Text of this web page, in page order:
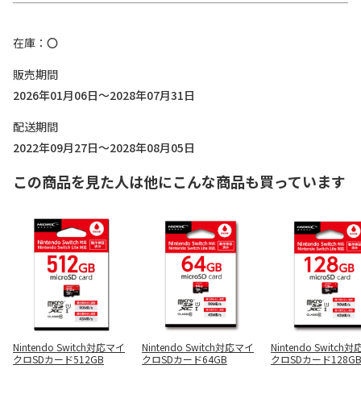
在庫
〇
販売期間
2026年01月06日～2028年07月31日
配送期間
2022年09月27日～2028年08月05日
この商品を見た人は他にこんな商品も買っています
Nintendo Switch対応マイ
クロSDカード512GB
Nintendo Switch対応マイ
クロSDカード64GB
Nintendo Switch対
クロSDカード128GB